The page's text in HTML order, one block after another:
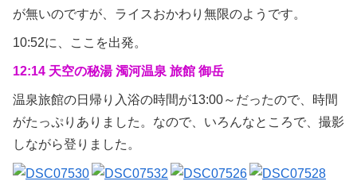
が無いのですが、ライスおかわり無限のようです。
10:52に、ここを出発。
12:14 天空の秘湯 濁河温泉 旅館 御岳
温泉旅館の日帰り入浴の時間が13:00～だったので、時間
がたっぷりありました。なので、いろんなところで、撮影
しながら登りました。